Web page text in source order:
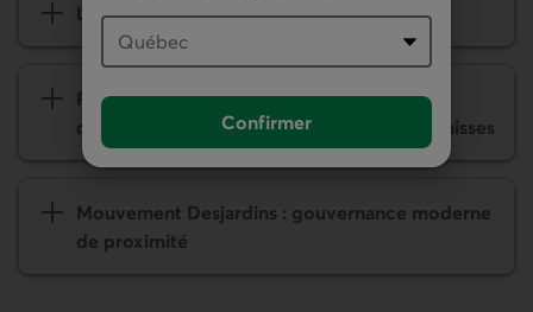
Confirmer
L'ambition du Mouvement Desjardins
Participation des mem­bres des con­seils
d'administra­tion à la vie coopérative des caisses
Mouvement Desjardins : gouvernan­ce moderne
de proximité